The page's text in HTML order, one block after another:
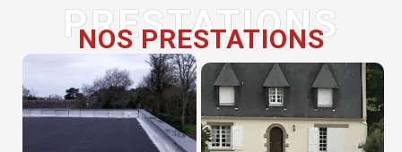
PRESTATIONS
NOS PRESTATIONS